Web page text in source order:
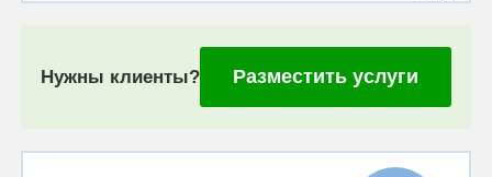
Нужны клиенты? Разместить услуги